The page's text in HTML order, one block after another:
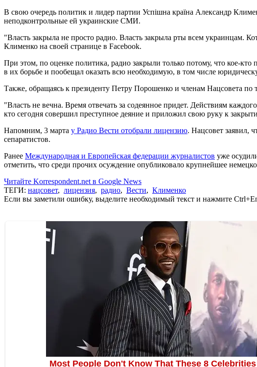
В свою очередь политик и лидер партии Успішна країна Александр
неподконтрольные ей украинские СМИ.
"Власть закрыла не просто радио. Власть закрыла рты всем украинцам.
Клименко на своей странице в Facebook.
При этом, по оценке политика, радио закрыли только потому, что кое-
в их борьбе и пообещал оказать всю необходимую, в том числе
Также, обращаясь к президенту Петру Порошенко и членам Нацсовета
"Власть не вечна. Время отвечать за содеянное придет. Действиям
кто сегодня совершил преступное деяние и приложил свою руку к
Напомним, 3 марта у Радио Вести отобрали лицензию. Нацсовет заявил,
сепаратистов.
Ранее Международная и Европейская федерации журналистов уже
отметить, что среди прочих осуждение опубликовало крупнейшее
Читайте Korrespondent.net в Google News
ТЕГИ: нацсовет, лицензия, радио, Вести, Клименко
Если вы заметили ошибку, выделите необходимый текст и нажмите